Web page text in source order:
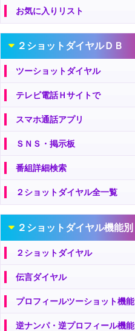
お気に入りリスト
２ショットダイヤルＤＢ
ツーショットダイヤル
テレビ電話Ｈサイトで
スマホ通話アプリ
ＳＮＳ・掲示板
番組詳細検索
２ショットダイヤル全一覧
２ショットダイヤル機能別
２ショットダイヤル
伝言ダイヤル
プロフィールツーショット機能
逆ナンパ・逆プロフィール機能